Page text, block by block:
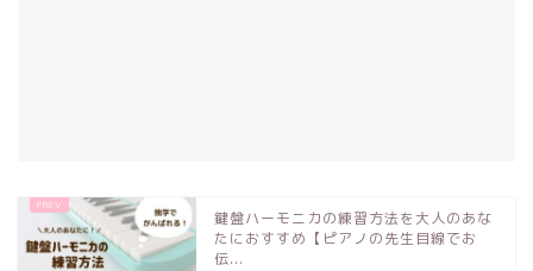
鍵盤ハーモニカの練習方法を大人のあな
たにおすすめ【ピアノの先生目線でお
伝...